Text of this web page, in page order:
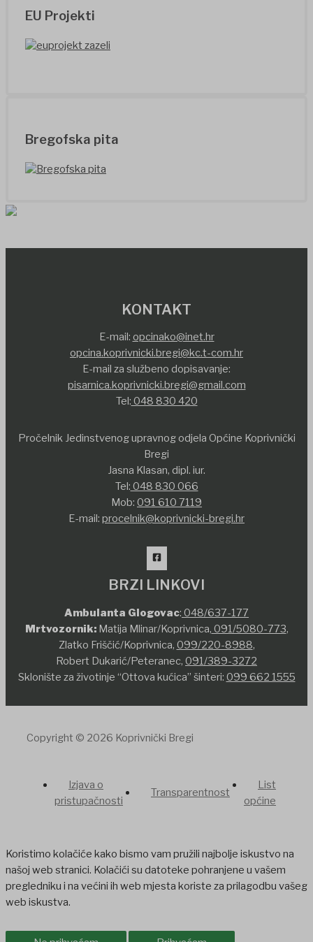
EU Projekti
Bregofska pita
KONTAKT
E-mail: opcinako@inet.hr
opcina.koprivnicki.bregi@kc.t-com.hr
E-mail za službeno dopisavanje:
pisarnica.koprivnicki.bregi@gmail.com
Tel: 048 830 420
Pročelnik Jedinstvenog upravnog odjela Općine Koprivnički
Bregi
Jasna Klasan, dipl. iur.
Tel: 048 830 066
Mob: 091 610 7119
E-mail: procelnik@koprivnicki-bregi.hr
BRZI LINKOVI
Ambulanta Glogovac: 048/637-177
Mrtvozornik:Matija Mlinar/Koprivnica, 091/5080-773,
Zlatko Friščić/Koprivnica, 099/220-8988,
Robert Dukarić/Peteranec, 091/389-3272
Sklonište za životinje “Ottova kućica” šinteri: 099 662 1555
Copyright © 2026 Koprivnički Bregi
Izjava o
pristupačnosti
Transparentnost
List
općine
Koristimo kolačiće kako bismo vam pružili najbolje iskustvo na
našoj web stranici. Kolačići su datoteke pohranjene u vašem
pregledniku i na većini ih web mjesta koriste za prilagodbu vašeg
web iskustva.